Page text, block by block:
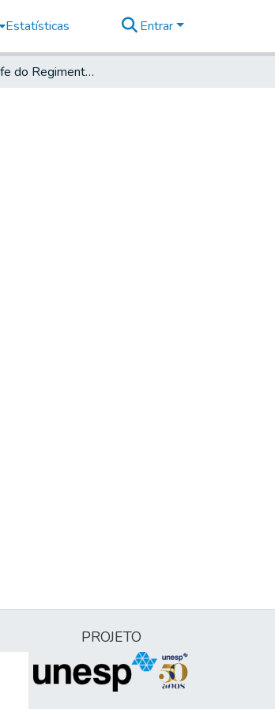
Estatísticas Entrar
Para o Chefe do Regimento de Cassadores
PROJETO